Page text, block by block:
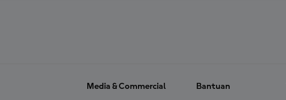
Media & Commercial Bantuan